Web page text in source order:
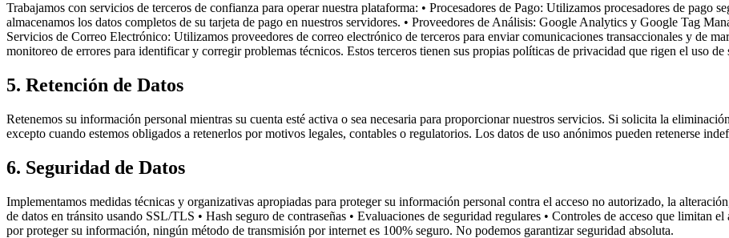
Trabajamos con servicios de terceros de confianza para operar nuestra plataforma: • Procesadores de Pago: Utilizamos procesadores de pago
almacenamos los datos completos de su tarjeta de pago en nuestros servidores. • Proveedores de Análisis: Google Analytics y Google Tag
Servicios de Correo Electrónico: Utilizamos proveedores de correo electrónico de terceros para enviar comunicaciones transaccionales y de
monitoreo de errores para identificar y corregir problemas técnicos. Estos terceros tienen sus propias políticas de privacidad que rigen el uso
5. Retención de Datos
Retenemos su información personal mientras su cuenta esté activa o sea necesaria para proporcionar nuestros servicios. Si solicita la
excepto cuando estemos obligados a retenerlos por motivos legales, contables o regulatorios. Los datos de uso anónimos pueden retenerse
6. Seguridad de Datos
Implementamos medidas técnicas y organizativas apropiadas para proteger su información personal contra el acceso no autorizado, la
de datos en tránsito usando SSL/TLS • Hash seguro de contraseñas • Evaluaciones de seguridad regulares • Controles de acceso que limitan
por proteger su información, ningún método de transmisión por internet es 100% seguro. No podemos garantizar seguridad absoluta.